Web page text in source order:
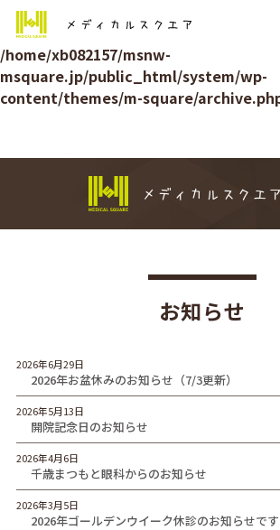
メディ
Warning
: Attempt to read property "ID"
/home/xb082157/msnw-
msquare.jp/public_html/system/wp-
content/themes/m-square/
メディカルスクエ
お知らせ
2026年6月29日
2026年お盆休みのお知らせ（7/3更新）
2026年5月13日
開院記念日のお知らせ
2026年4月6日
千歳まつもと眼科からのお知らせ
2026年3月5日
2026年ゴールデンウイーク休診のお知らせです